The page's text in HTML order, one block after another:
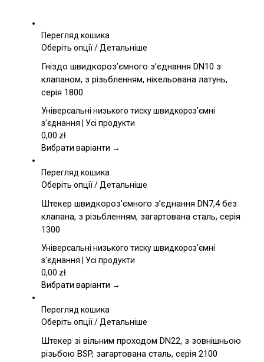
Перегляд кошика
Оберіть опціїЦей
має
кілька
Параметри
можна
на
товару
/Детальніше
Гніздо швидкороз’ємного з’єднання DN10 з
клапаном, з різьбленням, нікельована латунь,
серія 1800
Універсальні низького тиску швидкороз'ємні
з'єднання | Усі продукти
0,00 zł
Вибрати варіанти →
Перегляд кошика
Оберіть опціїЦей
має
кілька
Параметри
можна
на
товару
/Детальніше
Штекер швидкороз’ємного з’єднання DN7,4 без
клапана, з різьбленням, загартована сталь, серія
1300
Універсальні низького тиску швидкороз'ємні
з'єднання | Усі продукти
0,00 zł
Вибрати варіанти →
Перегляд кошика
Оберіть опціїЦей
має
кілька
/Детальніше
Штекер зі вільним проходом DN22, з зовнішньою
різьбою BSP, загартована сталь, серія 2100